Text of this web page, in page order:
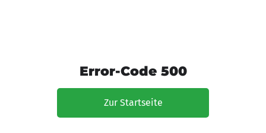
Error-Code 500
Zur Startseite